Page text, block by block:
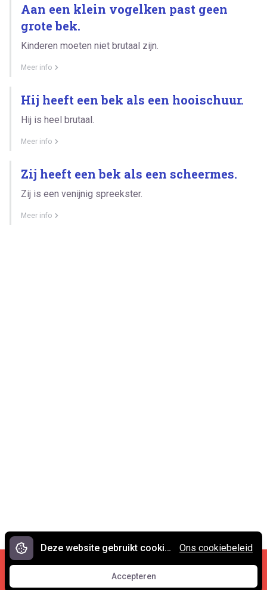
Aan een klein vogelken past geen
grote bek.
Kinderen moeten niet brutaal zijn.
Meer info
Hij heeft een bek als een hooischuur.
Hij is heel brutaal.
Meer info
Zij heeft een bek als een scheermes.
Zij is een venijnig spreekster.
Meer info
Cookies en privacy •
Contact
© 2007 - 2026 Spreekwoorden.nl
Deze website gebruikt cookies.
Accepteren
Accepteren
Ons cookiebeleid